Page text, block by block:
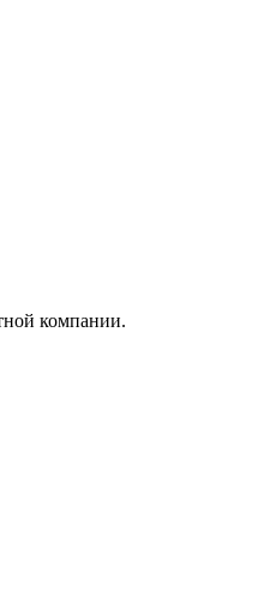
компании.